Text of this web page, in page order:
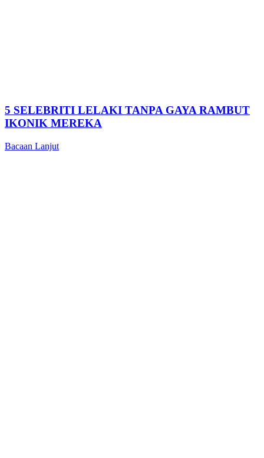
5 SELEBRITI LELAKI TANPA GAYA RAMBUT
IKONIK MEREKA
Bacaan Lanjut